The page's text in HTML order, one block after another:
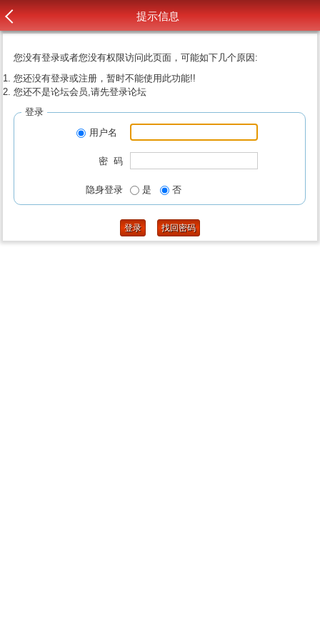
提示信息
您没有登录或者您没有权限访问此页面，可能如下几个原因:
您还没有登录或注册，暂时不能使用此功能!!
您还不是论坛会员,请先登录论坛
登录
用户名
密 码
隐身登录 是 否